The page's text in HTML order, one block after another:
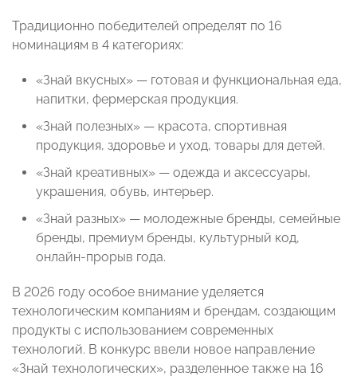
Традиционно победителей определят по 16
номинациям в 4 категориях:
«Знай вкусных» — готовая и функциональная еда,
напитки, фермерская продукция.
«Знай полезных» — красота, спортивная
продукция, здоровье и уход, товары для детей.
«Знай креативных» — одежда и аксессуары,
украшения, обувь, интерьер.
«Знай разных» — молодежные бренды, семейные
бренды, премиум бренды, культурный код,
онлайн-прорыв года.
В 2026 году особое внимание уделяется
технологическим компаниям и брендам, создающим
продукты с использованием современных
технологий. В конкурс ввели новое направление
«Знай технологических», разделенное также на 16